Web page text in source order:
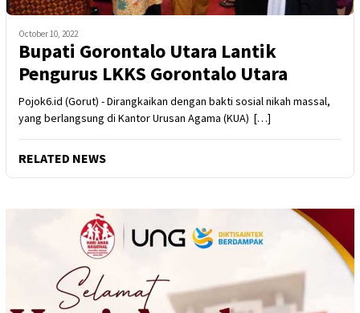
October 10, 2022
Bupati Gorontalo Utara Lantik
Pengurus LKKS Gorontalo Utara
Pojok6.id (Gorut) - Dirangkaikan dengan bakti sosial nikah massal,
yang berlangsung di Kantor Urusan Agama (KUA) […]
RELATED NEWS